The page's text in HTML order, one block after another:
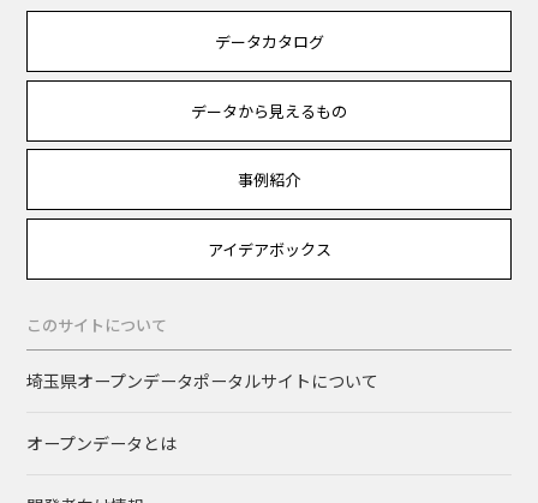
データカタログ
データから見えるもの
事例紹介
アイデアボックス
このサイトについて
埼玉県オープンデータポータルサイトについて
オープンデータとは